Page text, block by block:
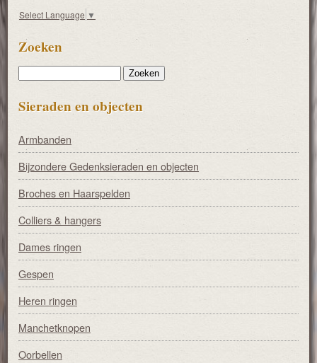
Select Language ▼
Zoeken
Sieraden en objecten
Armbanden
Bijzondere Gedenksieraden en objecten
Broches en Haarspelden
Colliers & hangers
Dames ringen
Gespen
Heren ringen
Manchetknopen
Oorbellen